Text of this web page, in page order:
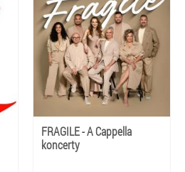
FRAGILE - A Cappella
koncerty